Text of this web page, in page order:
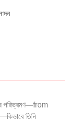
পরিভ্রমণ—from
তিনি